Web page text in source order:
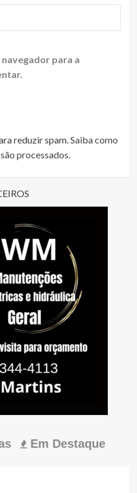
para a
reduzir spam.Saiba como
processados.
Em Destaque